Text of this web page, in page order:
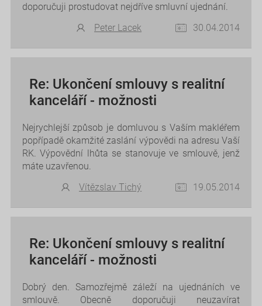
doporučuji prostudovat nejdříve smluvní ujednání.
Peter Lacek
30.04.2014
Re: Ukončení smlouvy s realitní
kanceláří - možnosti
Nejrychlejší způsob je domluvou s Vaším makléřem
popřípadě okamžité zaslání výpovědi na adresu Vaší
RK. Výpovědní lhůta se stanovuje ve smlouvě, jenž
máte uzavřenou.
Vítězslav Tichý
19.05.2014
Re: Ukončení smlouvy s realitní
kanceláří - možnosti
Dobrý den. Samozřejmě záleží na ujednáních ve
smlouvě. Obecně doporučuji neuzavírat